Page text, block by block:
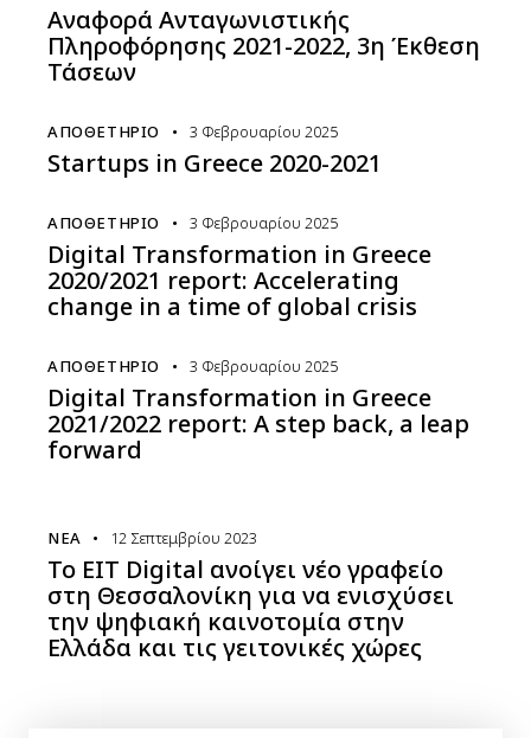
Αναφορά Ανταγωνιστικής
Πληροφόρησης 2021-2022, 3η Έκθεση
Τάσεων
ΑΠΟΘΕΤΉΡΙΟ 3 Φεβρουαρίου 2025
Startups in Greece 2020-2021
ΑΠΟΘΕΤΉΡΙΟ 3 Φεβρουαρίου 2025
Digital Transformation in Greece
2020/2021 report: Accelerating
change in a time of global crisis
ΑΠΟΘΕΤΉΡΙΟ 3 Φεβρουαρίου 2025
Digital Transformation in Greece
2021/2022 report: A step back, a leap
forward
ΝΈΑ 12 Σεπτεμβρίου 2023
Το EIT Digital ανοίγει νέο γραφείο
στη Θεσσαλονίκη για να ενισχύσει
την ψηφιακή καινοτομία στην
Ελλάδα και τις γειτονικές χώρες